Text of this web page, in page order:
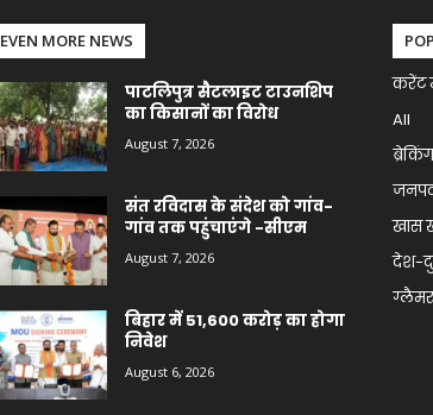
EVEN MORE NEWS
पाटलिपुत्र सैटलाइट टाउनशिप
का किसानों का विरोध
August 7, 2026
संत रविदास के संदेश को गांव-
गांव तक पहुंचाएंगे -सीएम
August 7, 2026
बिहार में 51,600 करोड़ का होगा
निवेश
August 6, 2026
करेंट
All
खास
देश-
ग्लैमर